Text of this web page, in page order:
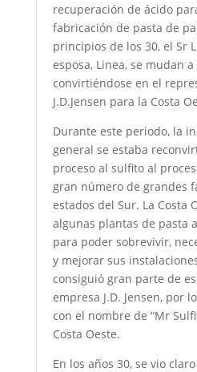
recuperación de ácido
fabricación de pasta de
principios de los 30, el Sr
esposa, Linea, se mudan a
convirtiéndose en el
J.D.Jensen para la Costa
Durante este periodo, la
general se estaba
proceso al sulfito al
gran número de grandes
estados del Sur. La Costa
algunas plantas de pasta
para poder sobrevivir,
y mejorar sus
consiguió gran parte de
empresa J.D. Jensen, por
con el nombre de “Mr
Costa Oeste.
En los años 30, se vio